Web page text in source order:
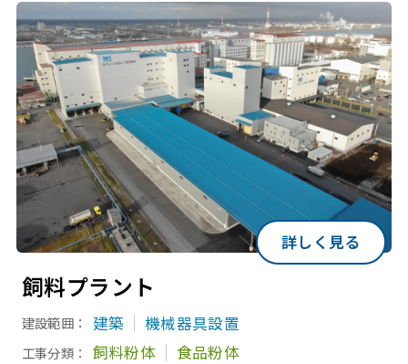
飼料プラント
建設範囲： 建築 機械器具設置
工事分類： 飼料粉体 食品粉体
詳しく見る